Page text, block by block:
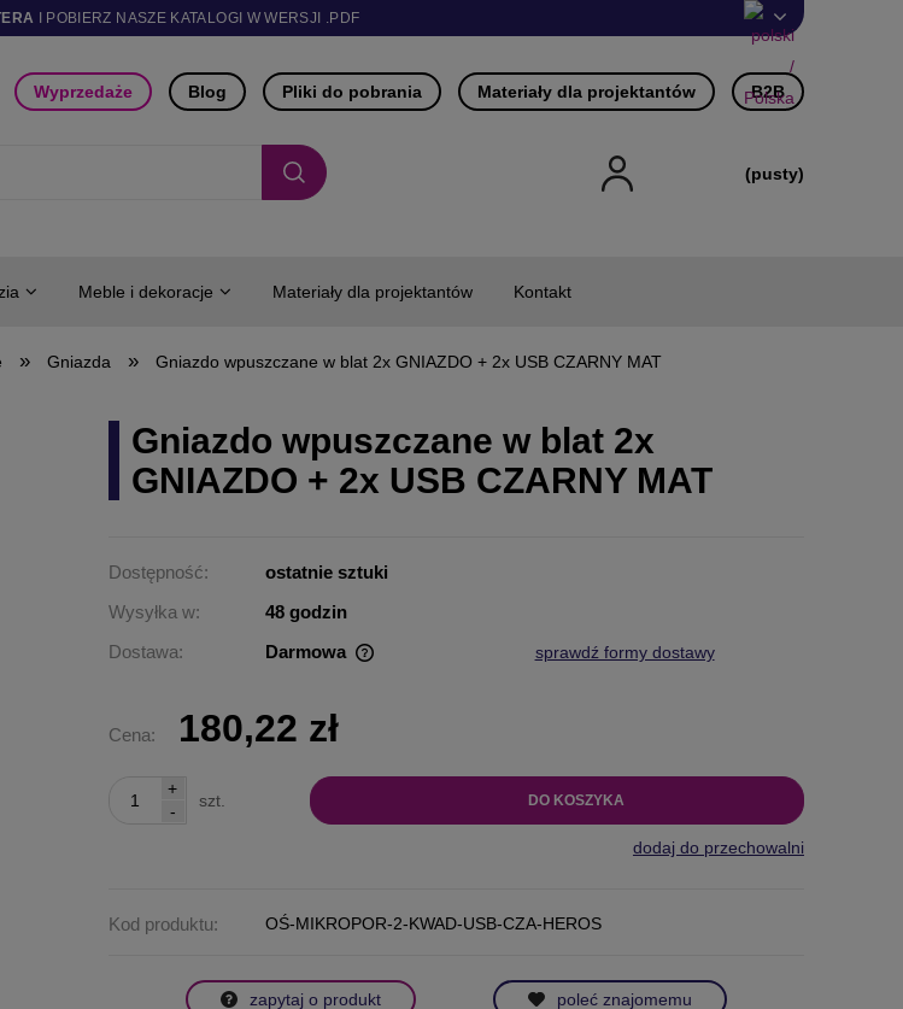
I POBIERZ NASZE KATALOGI W WERSJI .PDF
Wyprzedaże Blog Pliki do pobrania Materiały dla projektantów B2B
(pusty)
Meble i dekoracje Materiały dla projektantów Kontakt
» Gniazda » Gniazdo wpuszczane w blat 2x GNIAZDO + 2x USB CZARNY MAT
Gniazdo wpuszczane w blat 2x
GNIAZDO + 2x USB CZARNY MAT
Dostępność:
ostatnie sztuki
Wysyłka w:
48 godzin
Dostawa:
Darmowa
płatności
sprawdź formy dostawy
Cena: 180,22 zł
-
+
szt. DO KOSZYKA
dodaj do przechowalni
Kod produktu: OŚ-MIKROPOR-2-KWAD-USB-CZA-HEROS
zapytaj o produkt poleć znajomemu